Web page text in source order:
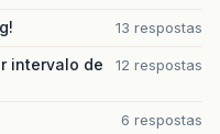
13 respostas
intervalo de
12 respostas
6 respostas